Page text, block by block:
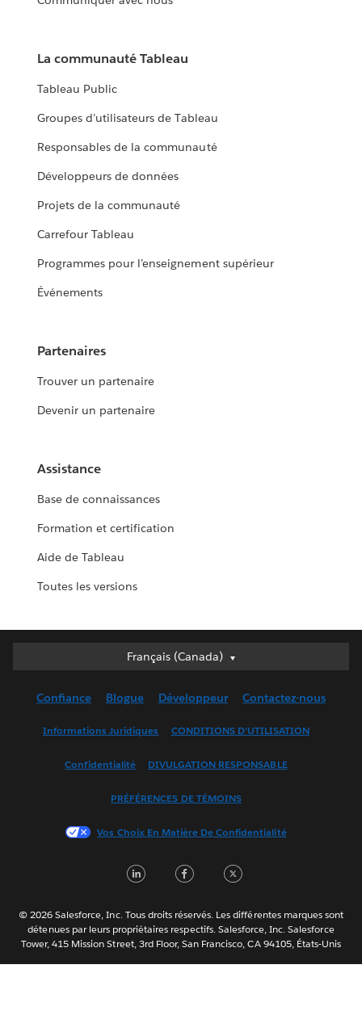
La communauté Tableau
Tableau Public
Groupes d’utilisateurs de Tableau
Responsables de la communauté
Développeurs de données
Projets de la communauté
Carrefour Tableau
Programmes pour l’enseignement supérieur
Événements
Partenaires
Trouver un partenaire
Devenir un partenaire
Assistance
Base de connaissances
Formation et certification
Aide de Tableau
Toutes les versions
Français (Canada)
Français (Canada)
English (UK)
Français (France)
한국어
Português
ไทย
简体中文
Confiance Blogue Développeur Contactez-nous
Informations Juridiques CONDITIONS D’UTILISATION
Confidentialité DIVULGATION RESPONSABLE
PRÉFÉRENCES DE TÉMOINS
Vos Choix En Matière De Confidentialité
LinkedInFacebook
© 2026 Salesforce, Inc. Tous droits réservés. Les différentes marques sont
détenues par leurs propriétaires respectifs. Salesforce, Inc. Salesforce
Tower, 415 Mission Street, 3rd Floor, San Francisco, CA 94105, États-Unis